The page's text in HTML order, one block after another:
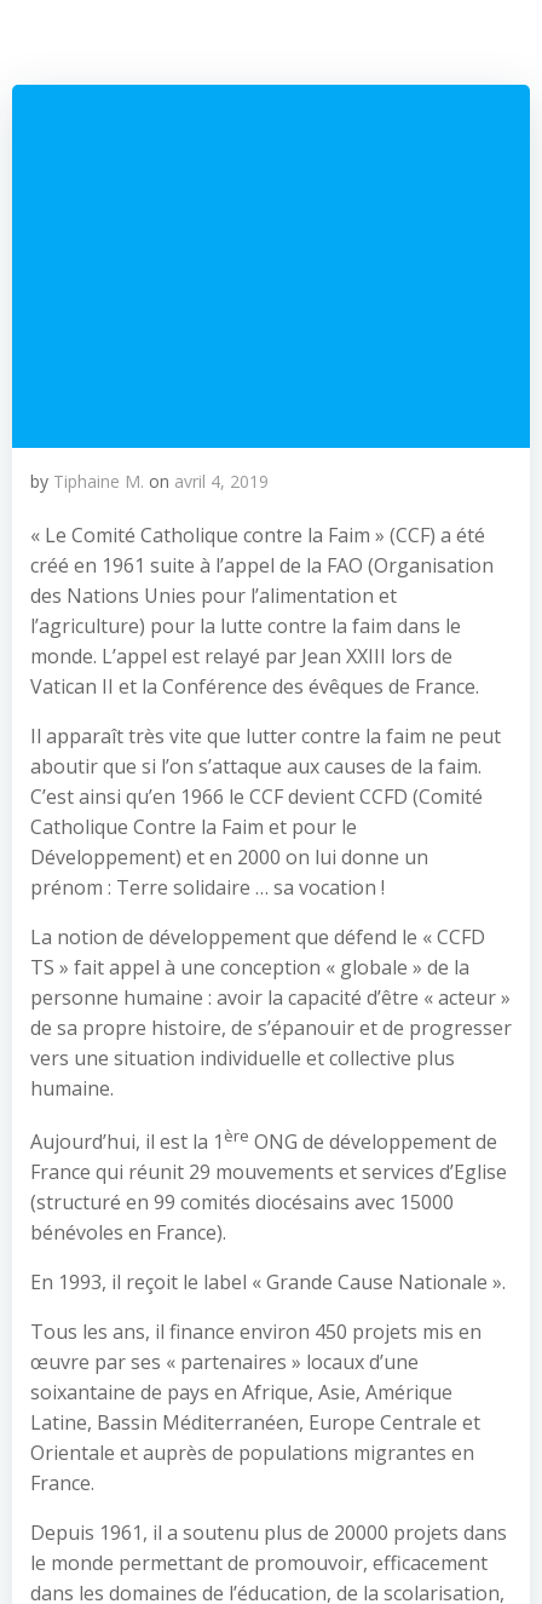
by Tiphaine M. on avril 4, 2019
« Le Comité Catholique contre la Faim » (CCF) a été
créé en 1961 suite à l’appel de la FAO (Organisation
des Nations Unies pour l’alimentation et
l’agriculture) pour la lutte contre la faim dans le
monde. L’appel est relayé par Jean XXIII lors de
Vatican II et la Conférence des évêques de France.
Il apparaît très vite que lutter contre la faim ne peut
aboutir que si l’on s’attaque aux causes de la faim.
C’est ainsi qu’en 1966 le CCF devient CCFD (Comité
Catholique Contre la Faim et pour le
Développement) et en 2000 on lui donne un
prénom : Terre solidaire … sa vocation !
La notion de développement que défend le « CCFD
TS » fait appel à une conception « globale » de la
personne humaine : avoir la capacité d’être « acteur »
de sa propre histoire, de s’épanouir et de progresser
vers une situation individuelle et collective plus
humaine.
Aujourd’hui, il est la 1 ère ONG de développement de
France qui réunit 29 mouvements et services d’Eglise
(structuré en 99 comités diocésains avec 15000
bénévoles en France).
En 1993, il reçoit le label « Grande Cause Nationale ».
Tous les ans, il finance environ 450 projets mis en
œuvre par ses « partenaires » locaux d’une
soixantaine de pays en Afrique, Asie, Amérique
Latine, Bassin Méditerranéen, Europe Centrale et
Orientale et auprès de populations migrantes en
France.
Depuis 1961, il a soutenu plus de 20000 projets dans
le monde permettant de promouvoir, efficacement
dans les domaines de l’éducation, de la scolarisation,